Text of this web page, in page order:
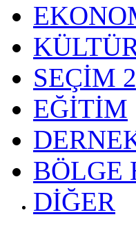
SEÇİM
EĞİTİM
BÖLGE
DİĞER